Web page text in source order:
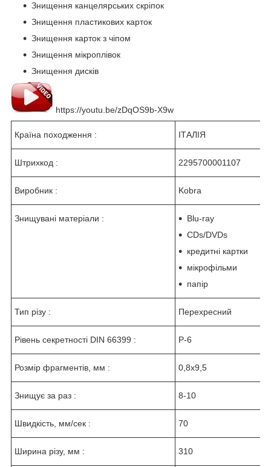
Знищення канцелярських скріпок
Знищення пластикових карток
Знищення карток з чіпом
Знищення мікроплівок
Знищення дисків
https://youtu.be/zDqOS9b-X9w
Країна походження : ІТАЛІЯ
Штрихкод : 2295700001107
Виробник : Kobra
Знищувані матеріали :
Blu-ray
CDs/DVDs
кредитні картки
мікрофільми
папір
Тип різу : Перехресний
Рівень секретності DIN 66399 : P-6
Розмір фрагментів, мм : 0,8x9,5
Знищує за раз : 8-10
Швидкість, мм/сек : 70
Ширина різу, мм : 310